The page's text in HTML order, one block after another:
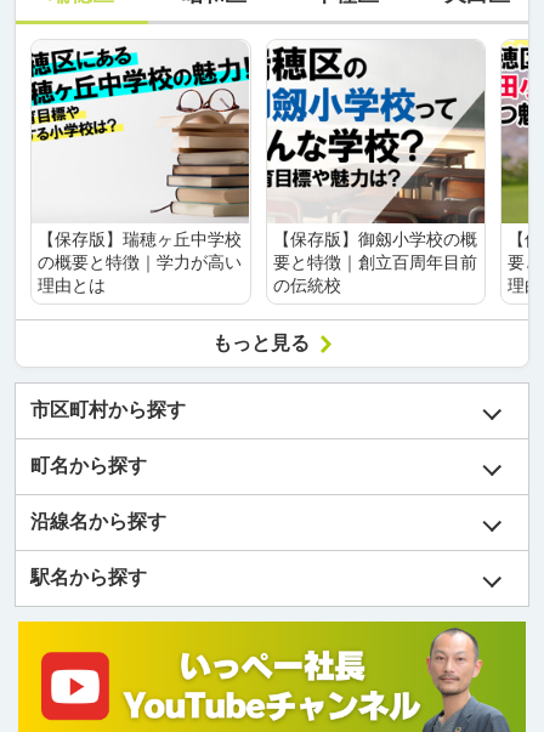
【保存版】瑞穂ヶ丘中学校
の概要と特徴｜学力が高い
理由とは
【保存版】御劔小学校の概
要と特徴｜創立百周年目前
の伝統校
【
要
理
もっと見る
市区町村から探す
町名から探す
沿線名から探す
駅名から探す